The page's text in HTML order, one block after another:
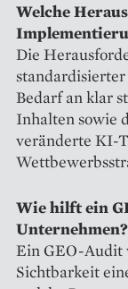
Welche
Die
Bedarf an klar
Inhalten sowie
veränderte KI-
Wie hilft ein
Unternehmen?
Ein GEO-Audit
Sichtbarkeit